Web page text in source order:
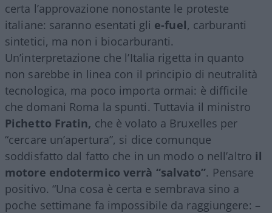
certa l’approvazione nonostante le proteste
italiane: saranno esentati gli e-fuel, carburanti
sintetici, ma non i biocarburanti.
Un’interpretazione che l’Italia rigetta in quanto
non sarebbe in linea con il principio di neutralità
tecnologica, ma poco importa ormai: è difficile
che domani Roma la spunti. Tuttavia il ministro
Pichetto Fratin, che è volato a Bruxelles per
“cercare un’apertura”, si dice comunque
soddisfatto dal fatto che in un modo o nell’altro il
motore endotermico verrà “salvato”. Pensare
positivo. “Una cosa è certa e sembrava sino a
poche settimane fa impossibile da raggiungere: –